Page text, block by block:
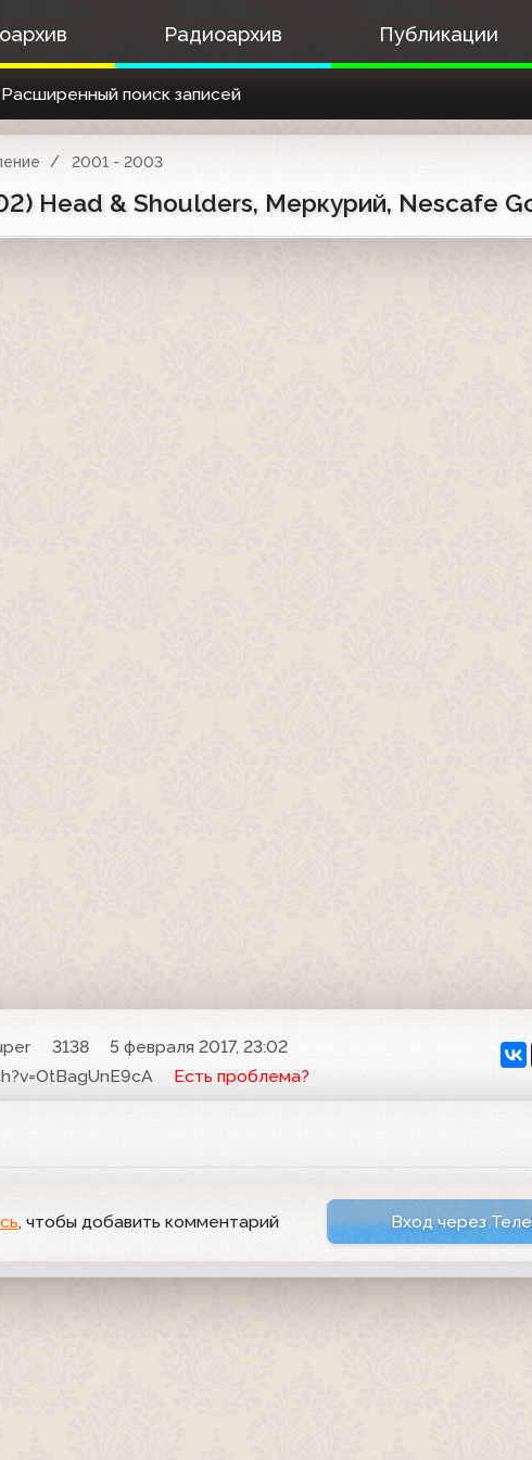
Радиоархив Публикации
Расширенный поиск записей
2001 - 2003
Head & Shoulders, Меркурий, Nescafe
3138
5 февраля 2017, 23:02
Есть проблема?
, чтобы добавить комментарий Вход через